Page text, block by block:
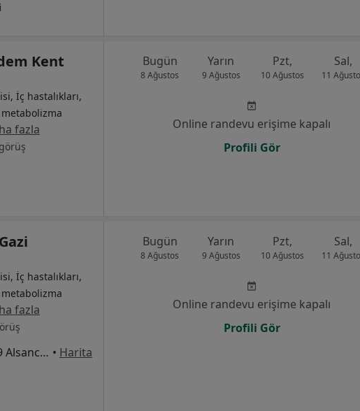
Kent
İç hastalıkları,
fazla
Bugün
8 Ağustos
Yarın
9 Ağustos
Pzt,
10 Ağustos
Sal,
11
Online randevu erişime kapalı
Profili Gör
İç hastalıkları,
fazla
Nevzat Güzelırmak Sokak No:29 Alsancak / Kahramanlar – İzmir, İzmir • Harita
Bugün
8 Ağustos
Yarın
9 Ağustos
Pzt,
10 Ağustos
Sal,
11
Online randevu erişime kapalı
Profili Gör